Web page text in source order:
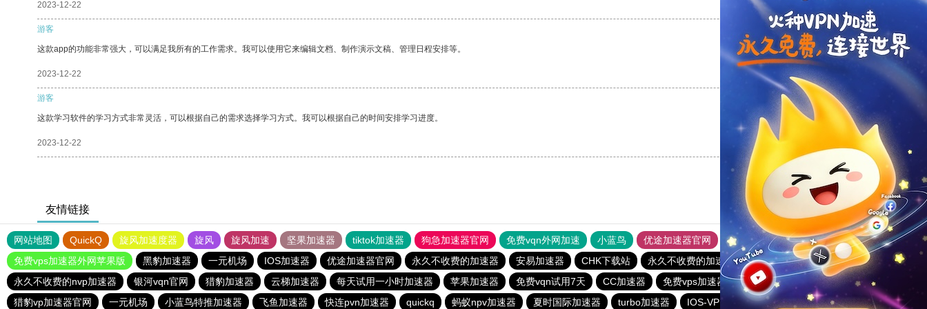
2023-12-22
游客
这款app的功能非常强大，可以满足我所有的工作需求。我可以使用它来编辑文档、制作演示文稿、管理日程安排等。
2023-12-22 反对
游客
这款学习软件的学习方式非常灵活，可以根据自己的需求选择学习方式。我可以根据自己的时间安排学习进度。
2023-12-22 反对[0]
友情链接
网站地图 QuickQ 旋风加速度器 旋风 旋风加速 坚果加速器 tiktok加速器 狗急加速器官网 免费vqn外网加速 小蓝鸟 优途加速器官网 风驰加速器 旋风加速器
八戒看书
免费vps加速器外网苹果版
黑豹加速器 一元机场 IOS加速器 优途加速器官网 永久不收费的加速器 安易加速器 CHK下载站 永久不收费的加速器 手机外国加速器官网
元链加速器
永久不收费的nvp加速器
银河vqn官网 猎豹加速器 云梯加速器 每天试用一小时加速器 苹果加速器 免费vqn试用7天 CC加速器 免费vps加速器外网 洋葱加速器
飞鱼加速器
猎豹vp加速器官网
一元机场 小蓝鸟特推加速器 飞鱼加速器 快连pvn加速器 quickq 蚂蚁npv加速器 夏时国际加速器 turbo加速器 IOS-VPN 书游下载站 油管加速器